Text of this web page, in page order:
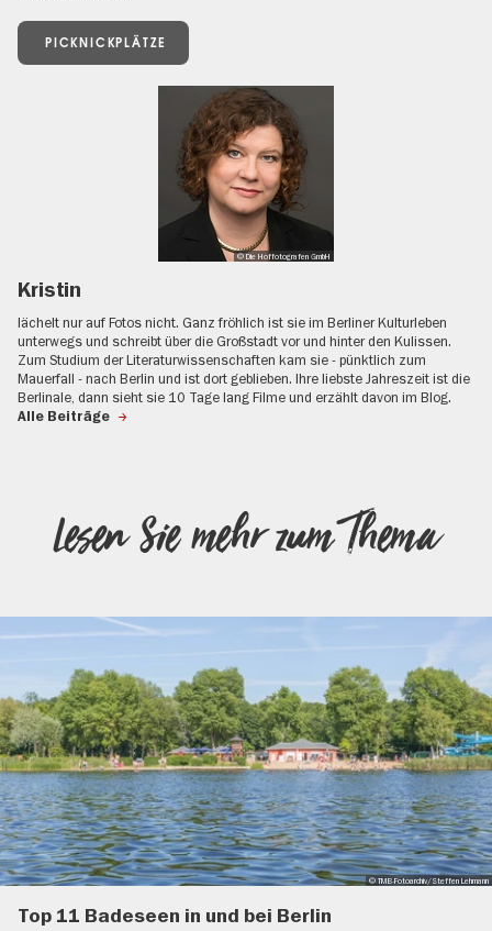
PICKNICKPLÄTZE
© Die Hoffotografen GmbH
Kristin
lächelt nur auf Fotos nicht. Ganz fröhlich ist sie im Berliner Kulturleben
unterwegs und schreibt über die Großstadt vor und hinter den Kulissen.
Zum Studium der Literaturwissenschaften kam sie - pünktlich zum
Mauerfall - nach Berlin und ist dort geblieben. Ihre liebste Jahreszeit ist die
Berlinale, dann sieht sie 10 Tage lang Filme und erzählt davon im Blog.
Alle Beiträge
Lesen Sie mehr zum Thema
© TMB-Fotoarchiv/Steffen Lehmann
Top 11 Badeseen in und bei Berlin